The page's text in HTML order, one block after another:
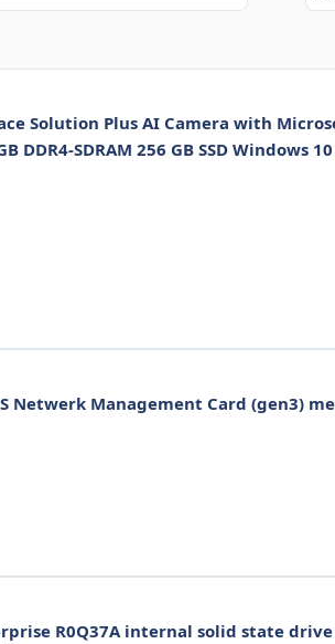
Solution Plus AI Camera with
DDR4-SDRAM 256 GB SSD Windows
Netwerk Management Card (gen3)
R0Q37A internal solid state drive